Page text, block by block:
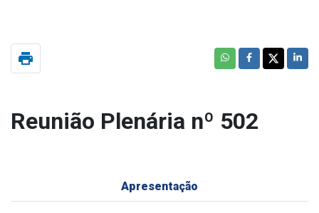
print
Reunião Plenária nº 502
Apresentação